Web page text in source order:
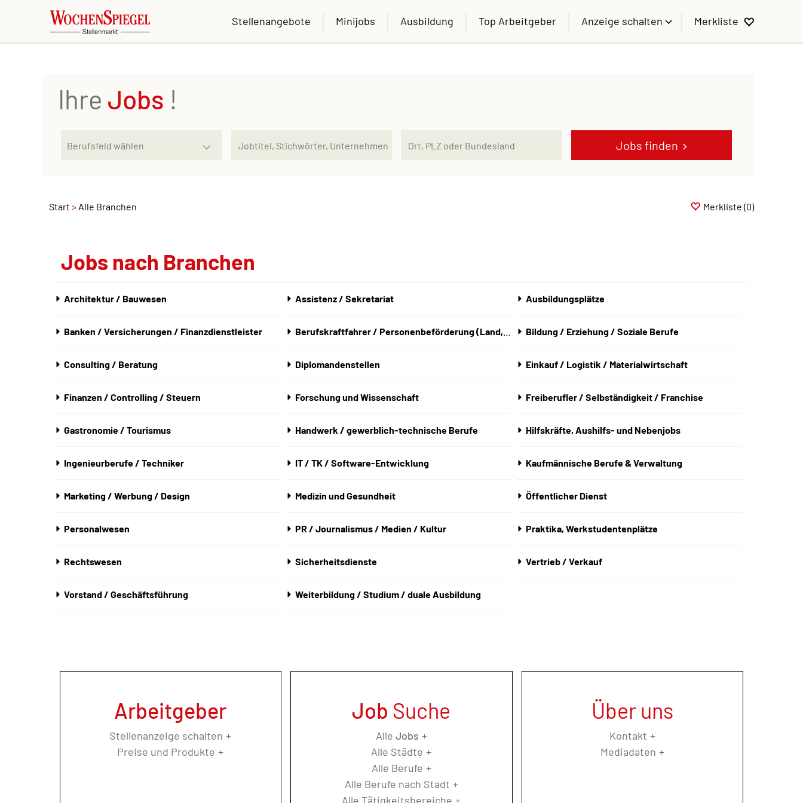
Stellenangebote Minijobs Ausbildung Top Arbeitgeber Anzeige schalten Merkliste
Ihre Jobs !
Jobs finden
Start Alle Branchen Merkliste (0)
Jobs nach Branchen
Architektur / Bauwesen Assistenz / Sekretariat Ausbildungsplätze
Banken / Versicherungen / Finanzdienstleister Berufskraftfahrer / Personenbeförderung (Land, Wasser, Luft) Bildung / Erziehung / Soziale Berufe
Consulting / Beratung Diplomandenstellen Einkauf / Logistik / Materialwirtschaft
Finanzen / Controlling / Steuern Forschung und Wissenschaft Freiberufler / Selbständigkeit / Franchise
Gastronomie / Tourismus Handwerk / gewerblich-technische Berufe Hilfskräfte, Aushilfs- und Nebenjobs
Ingenieurberufe / Techniker IT / TK / Software-Entwicklung Kaufmännische Berufe & Verwaltung
Marketing / Werbung / Design Medizin und Gesundheit Öffentlicher Dienst
Personalwesen PR / Journalismus / Medien / Kultur Praktika, Werkstudentenplätze
Rechtswesen Sicherheitsdienste Vertrieb / Verkauf
Vorstand / Geschäftsführung Weiterbildung / Studium / duale Ausbildung
Arbeitgeber
Stellenanzeige schalten
Preise und Produkte
Job Suche
Alle Jobs
Alle Städte
Alle Berufe
Alle Berufe nach Stadt
Alle Tätigkeitsbereiche
Über uns
Kontakt
Mediadaten